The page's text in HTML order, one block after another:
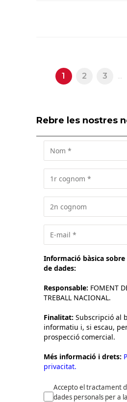
1 2 3 ...
Rebre les nostres
Informació bàsica
de dades:
Responsable: FOMENT
TREBALL NACIONAL.
Finalitat: Subscripció al
informatiu i, si escau,
prospecció comercial.
Més informació i drets:
privacitat.
Accepto el tractament
dades personals per a